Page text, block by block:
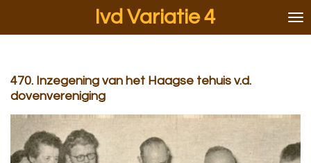
hoofdinhoud
Ivd Variatie 4
470. Inzegening van het Haagse tehuis v.d.
dovenvereniging